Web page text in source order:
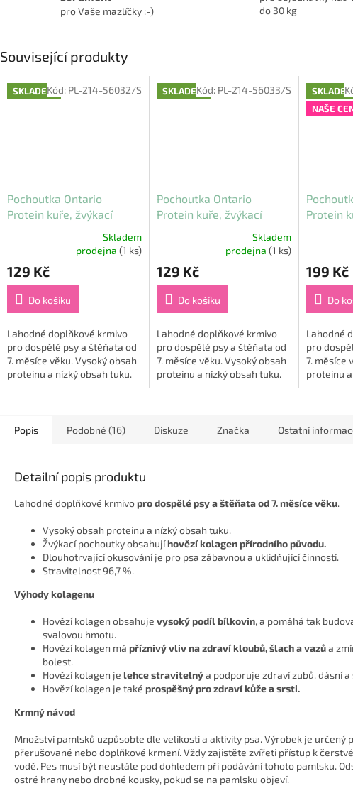
pro Vaše mazlíčky :-)
do 30 kg
Související produkty
SKLADEM
Pochoutka Ontario
Protein kuře, žvýkací
produktu
je
z
hvězdiček.
Skladem
prodejna (1 ks)
129 Kč
Do košíku
Lahodné doplňkové krmivo
pro dospělé psy a štěňata od
7. měsíce věku. Vysoký obsah
proteinu a nízký obsah tuku.
Kód: PL-214-56032/S SKLADEM
Pochoutka Ontario
Protein kuře, žvýkací
produktu
je
z
hvězdiček.
Skladem
prodejna (1 ks)
129 Kč
Do košíku
Lahodné doplňkové krmivo
pro dospělé psy a štěňata od
7. měsíce věku. Vysoký obsah
proteinu a nízký obsah tuku.
Kód: PL-214-56033/S
NAŠE
Protein
produktu
je
z
hvězdiček.
199 Kč
Do
Lahodné
pro
7. měsíce
proteinu
Popis Podobné (16) Diskuze Značka Ostatní
Detailní popis produktu
Lahodné doplňkové krmivopro dospělé psy a štěňata od 7. měsíce věku.
Vysoký obsah proteinu a nízký obsah tuku.
Žvýkací pochoutky obsahujíhovězí kolagen přírodního původu.
Dlouhotrvající okusování je pro psa zábavnou a uklidňující činností.
Stravitelnost 96,7 %.
Výhody kolagenu
Hovězí kolagen obsahuje vysoký podíl bílkovin, a pomáhá tak
svalovou hmotu.
Hovězí kolagen má příznivý vliv na zdraví kloubů, šlach a vazůa
bolest.
Hovězí kolagen je lehce stravitelnýa podporuje zdraví zubů, dásní a
Hovězí kolagen je také prospěšný pro zdraví kůže a srsti.
Krmný návod
Množství pamlsků uzpůsobte dle velikosti a aktivity psa. Výrobek je určený
přerušované nebo doplňkové krmení. Vždy zajistěte zvířeti přístup k
vodě. Pes musí být neustále pod dohledem při podávání tohoto pamlsku.
ostré hrany nebo drobné kousky, pokud se na pamlsku objeví.